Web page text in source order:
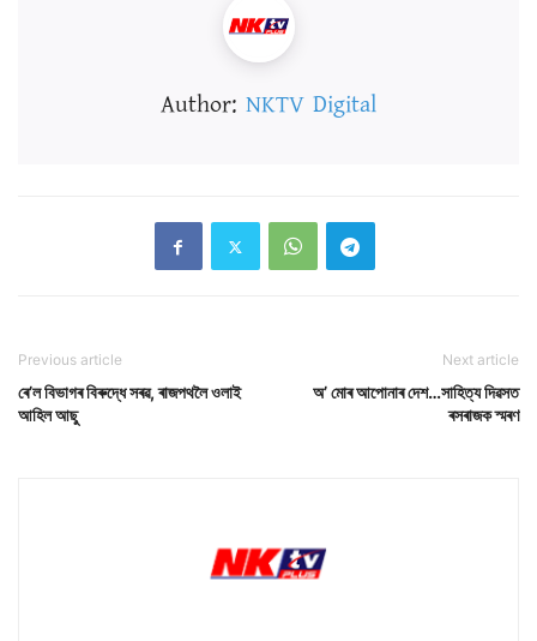
Author: NKTV Digital
Previous article
ৰে’ল বিভাগৰ বিৰুদ্ধে সৰৱ, ৰাজপথলৈ ওলাই
আহিল আছু
Next article
অ’ মোৰ আপোনাৰ দেশ…সাহিত্য দিৱসত
ৰসৰাজক স্মৰণ